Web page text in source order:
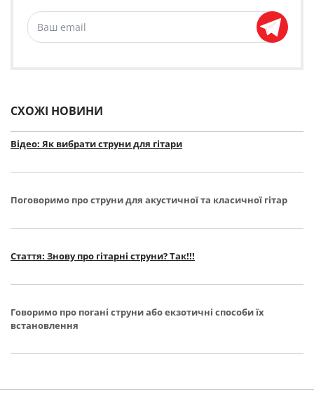
СХОЖІ НОВИНИ
Відео: Як вибрати струни для гітари
Поговоримо про струни для акустичної та класичної гітар
Стаття: Знову про гітарні струни? Так!!!
Говоримо про погані струни або екзотичні способи їх
встановлення